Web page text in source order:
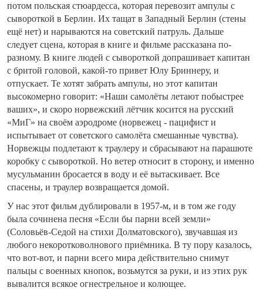
потом польская стюардесса, которая перевозит ампулы с
сывороткой в Берлин. Их тащат в Западный Берлин (стены
ещё нет) и нарываются на советский патруль. Дальше
следует сцена, которая в книге и фильме рассказана по-
разному. В книге людей с сывороткой допрашивает капитан
с бритой головой, какой-то привет Юлу Бриннеру, и
отпускает. Те хотят забрать ампулы, но этот капитан
высокомерно говорит: «Наши самолёты летают побыстрее
ваших», и скоро норвежский лётчик косится на русский
«МиГ» на своём аэродроме (норвежец - пацифист и
испытывает от советского самолёта смешанные чувства).
Норвежцы подлетают к траулеру и сбрасывают на парашюте
коробку с сывороткой. Но ветер относит в сторону, и именно
мусульманин бросается в воду и её вытаскивает. Все
спасены, и траулер возвращается домой.
У нас этот фильм дублировали в 1957-м, и в том же году
была сочинена песня «Если бы парни всей земли»
(Соловьёв-Седой на стихи Долматовского), звучавшая из
любого некоротковолнового приёмника. В ту пору казалось,
что вот-вот, и парни всего мира действительно снимут
пальцы с военных кнопок, возьмутся за руки, и из этих рук
вывалится всякое огнестрельное и колющее.